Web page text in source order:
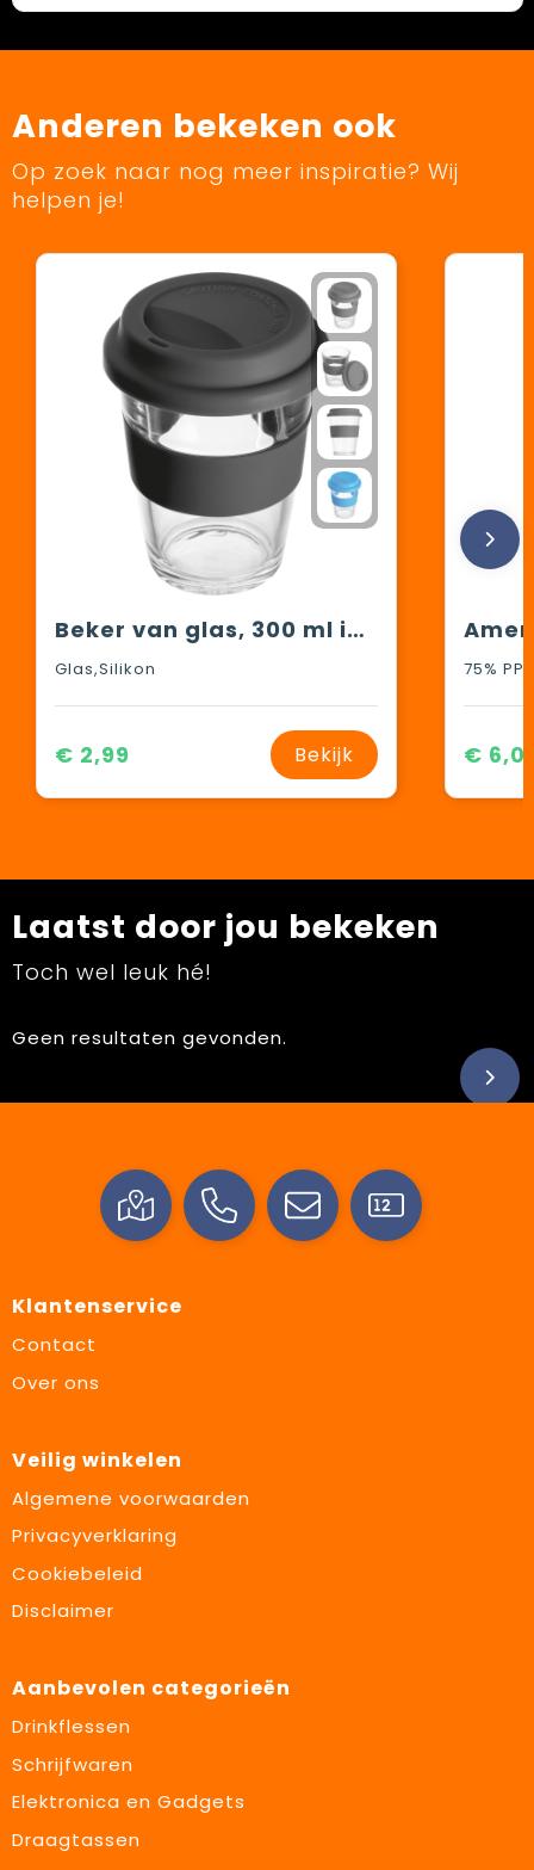
Anderen bekeken ook
Op zoek naar nog meer inspiratie? Wij
helpen je!
Beker van glas, 300 ml inhoud
Glas,Silikon
€ 2,99 Bekijk €
Laatst door jou bekeken
Toch wel leuk hé!
Geen resultaten gevonden.
Klantenservice
Contact
Over ons
Veilig winkelen
Algemene voorwaarden
Privacyverklaring
Cookiebeleid
Disclaimer
Aanbevolen categorieën
Drinkflessen
Schrijfwaren
Elektronica en Gadgets
Draagtassen